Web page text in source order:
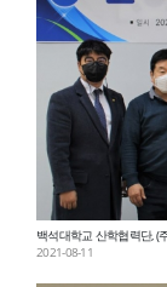
백석대학교 산학협력단, (
2021-08-11